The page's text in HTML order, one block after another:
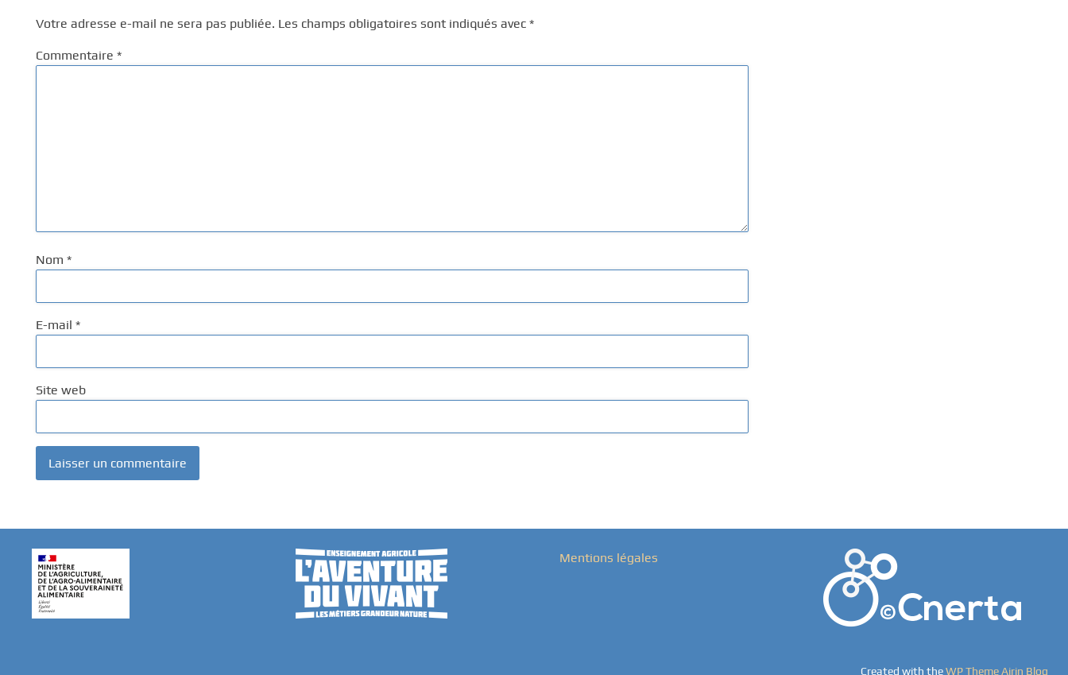
Votre adresse e-mail ne sera pas publiée. Les champs obligatoires sont indiqués avec *
Commentaire *
Nom *
E-mail *
Site web
Mentions légales
Created with theWP Theme Airin Blog